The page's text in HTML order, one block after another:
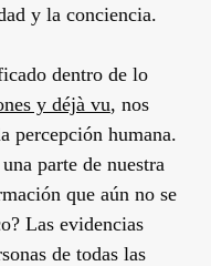
y la conciencia.
dentro de lo
y déjà vu, nos
percepción humana.
parte de nuestra
que aún no se
Las evidencias
de todas las